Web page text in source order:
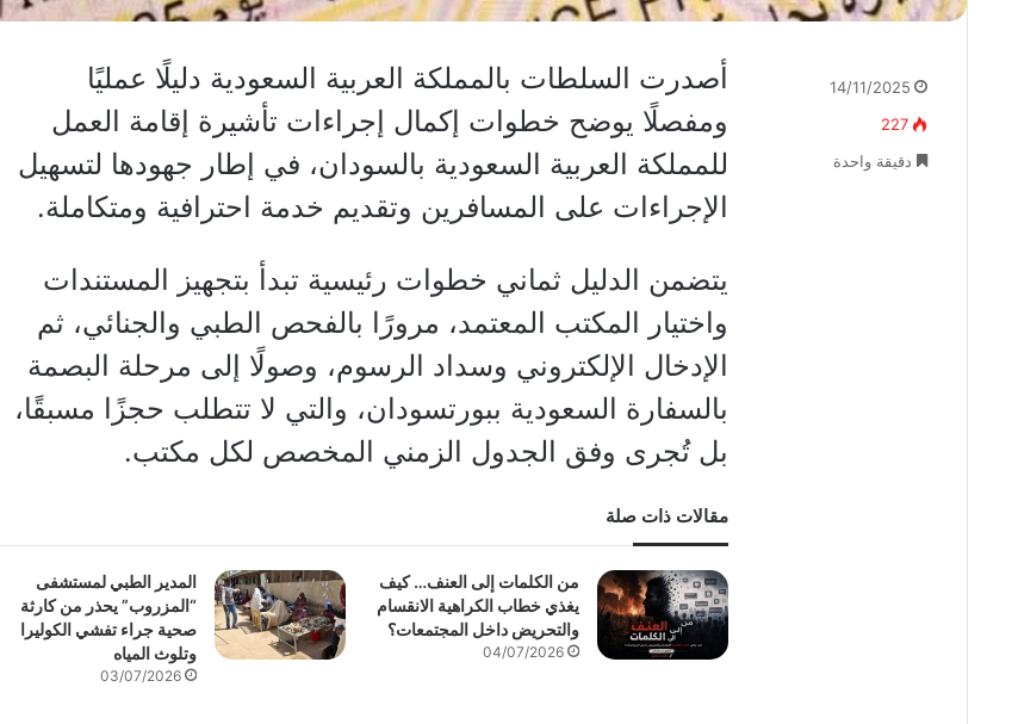
أصدرت السلطات بالمملكة العربية السعودية دليلًا عمليًا
ومفصلًا يوضح خطوات إكمال إجراءات تأشيرة إقامة العمل
للمملكة العربية السعودية بالسودان، في إطار جهودها لتسهيل
الإجراءات على المسافرين وتقديم خدمة احترافية ومتكاملة.
يتضمن الدليل ثماني خطوات رئيسية تبدأ بتجهيز المستندات
واختيار المكتب المعتمد، مرورًا بالفحص الطبي والجنائي، ثم
الإدخال الإلكتروني وسداد الرسوم، وصولًا إلى مرحلة البصمة
بالسفارة السعودية ببورتسودان، والتي لا تتطلب حجزًا مسبقًا،
بل تُجرى وفق الجدول الزمني المخصص لكل مكتب.
مقالات ذات صلة
من الكلمات إلى العنف… كيف
يغذي خطاب الكراهية الانقسام
والتحريض داخل المجتمعات؟
04/07/2026
المدير الطبي لمستشفى
“المزروب” يحذر من كارثة
صحية جراء تفشي الكوليرا
وتلوث المياه
03/07/2026
14/11/2025
227
دقيقة واحدة